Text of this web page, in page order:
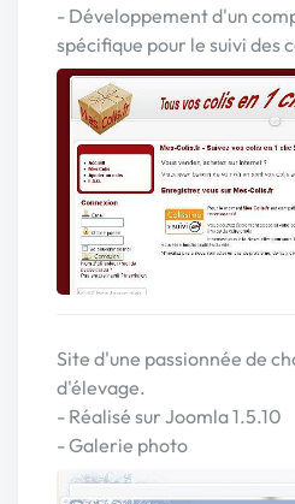
- Développement d'un
spécifique pour le suivi des
Site d'une passionnée de
d'élevage.
- Réalisé sur Joomla 1.5.10
- Galerie photo